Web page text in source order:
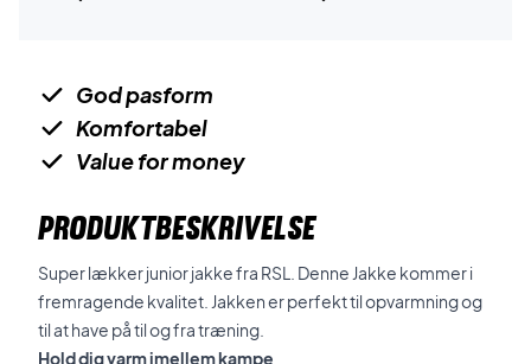
God pasform
Komfortabel
Value for money
PRODUKTBESKRIVELSE
Super lækker junior jakke fra RSL. Denne Jakke kommer i
fremragende kvalitet. Jakken er perfekt til opvarmning og
til at have på til og fra træning.
Hold dig varm imellem kampe